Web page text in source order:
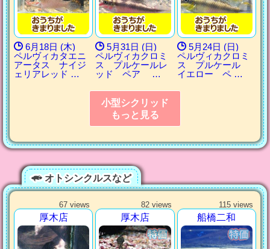
6月18日 (木)
ペルヴィカタエニ
アータス ナイジ
ェリアレッド …
5月31日 (日)
ペルヴィカクロミ
ス プルケールレ
ッド ペア …
5月24日 (日)
ペルヴィカクロミ
ス プルケール
イエロー ペ …
小型シクリッド
もっと見る
オトシンクルスなど
67 views
厚木店
82 views
厚木店
115 views
船橋二和